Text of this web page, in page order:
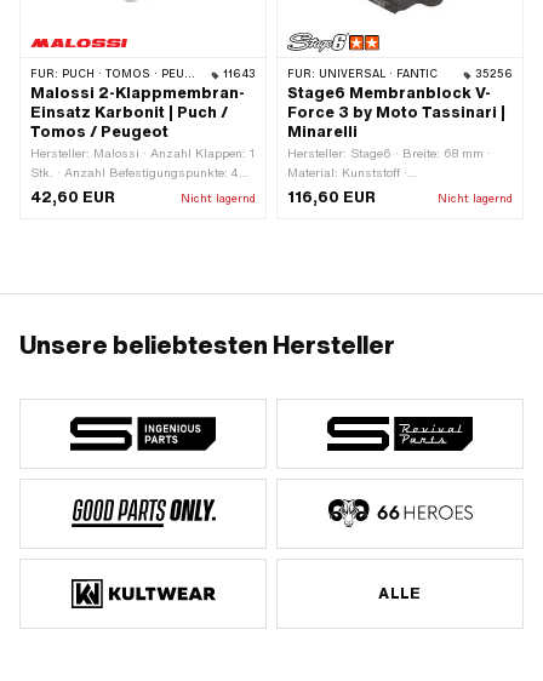
FÜR: PUCH · TOMOS · PEUGEOT 11643
Malossi 2-Klappmembran-
Einsatz Karbonit | Puch /
Tomos / Peugeot
Hersteller: Malossi · Anzahl Klappen: 1
Stk. · Anzahl Befestigungspunkte: 4
Stk. · Lochbild [mm]: 39 x 36/32 mm ·
42,60 EUR Nicht lagernd
FÜR: UNIVERSAL · FANTIC 35256
Stage6 Membranblock V-
Force 3 by Moto Tassinari |
Minarelli
Hersteller: Stage6 · Breite: 68 mm ·
Material: Kunststoff ·
Anwendungsbereich: Racing ·
116,60 EUR Nicht lagernd
Unsere beliebtesten Hersteller
ALLE